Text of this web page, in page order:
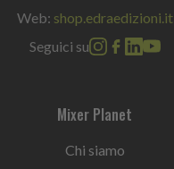
Web: shop.edraedizioni.it
Seguici su
Mixer Planet
Chi siamo